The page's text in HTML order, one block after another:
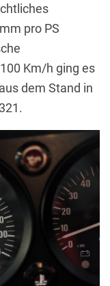
pro PS
Km/h ging es
dem Stand in